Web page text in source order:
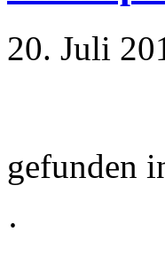
20. Juli
gefunden
·